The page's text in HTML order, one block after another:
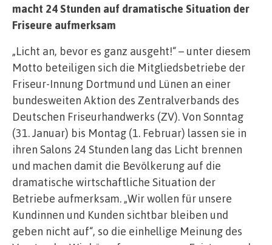
macht 24 Stunden auf dramatische Situation der
Friseure aufmerksam
„Licht an, bevor es ganz ausgeht!“ – unter diesem
Motto beteiligen sich die Mitgliedsbetriebe der
Friseur-Innung Dortmund und Lünen an einer
bundesweiten Aktion des Zentralverbands des
Deutschen Friseurhandwerks (ZV). Von Sonntag
(31. Januar) bis Montag (1. Februar) lassen sie in
ihren Salons 24 Stunden lang das Licht brennen
und machen damit die Bevölkerung auf die
dramatische wirtschaftliche Situation der
Betriebe aufmerksam. „Wir wollen für unsere
Kundinnen und Kunden sichtbar bleiben und
geben nicht auf“, so die einhellige Meinung des